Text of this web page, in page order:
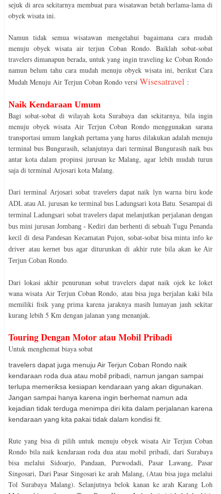
sejuk di area sekitarnya membuat para wisatawan betah berlama-lama di
obyek wisata ini.
Namun tidak semua wisatawan mengetahui bagaimana cara mudah
menuju obyek wisata air terjun Coban Rondo. Baiklah sobat-sobat
travelers dimanapun berada, untuk yang ingin traveling ke Coban Rondo
namun belum tahu cara mudah menuju obyek wisata ini, berikut Cara
Mudah Menuju Air Terjun Coban Rondo versi Wisesatravel :
Naik Kendaraan Umum
Bagi sobat-sobat di wilayah kota Surabaya dan sekitarnya, bila ingin
menuju obyek wisata Air Terjun Coban Rondo menggunakan sarana
transportasi umum langkah pertama yang harus dilakukan adalah menuju
terminal bus Bungurasih, selanjutnya dari terminal Bungurasih naik bus
antar kota dalam propinsi jurusan ke Malang, agar lebih mudah turun
saja di terminal Arjosari kota Malang.
Dari terminal Arjosari sobat travelers dapat naik lynwarna biru kode
ADL atau AL jurusan ke terminal bus Ladungsari kota Batu. Sesampai di
terminal Ladungsari sobat travelers dapat melanjutkan perjalanan dengan
bus mini jurusan Jombang - Kediri dan berhenti di sebuah Tugu Penanda
kecil di desa Pandesan Kecamatan Pujon, sobat-sobat bisa minta info ke
driver atau kernet bus agar diturunkan di akhir rute bila akan ke Air
Terjun Coban Rondo.
Dari lokasi akhir penurunan sobat travelers dapat naik ojek ke loket
wana wisata Air Terjun Coban Rondo, atau bisa juga berjalan kaki bila
memiliki fisik yang prima karena jaraknya masih lumayan jauh sekitar
kurang lebih 5 Km dengan jalanan yang menanjak.
Touring Dengan Motor atau Mobil Pribadi
Untuk menghemat biaya sobat
travelers dapat juga menuju Air Terjun Coban Rondo naik
kendaraan roda dua atau mobil pribadi, namun jangan sampai
terlupa memeriksa kesiapan kendaraan yang akan digunakan.
Jangan sampai hanya karena ingin berhemat namun ada
kejadian tidak terduga menimpa diri kita dalam perjalanan karena
kendaraan yang kita pakai tidak dalam kondisi fit.
Rute yang bisa di pilih untuk menuju obyek wisata Air Terjun Coban
Rondo bila naik kendaraan roda dua atau mobil pribadi, dari Surabaya
bisa melalui Sidoarjo, Pandaan, Purwodadi, Pasar Lawang, Pasar
Singosari, Dari Pasar Singosari ke arah Malang, (Atau bisa juga melalui
Tol Surabaya Malang). Selanjutnya belok kanan ke arah Karang Loh